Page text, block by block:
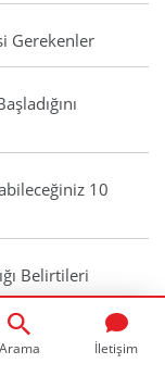
Gerekenler
10
Belirtileri
Yüksekliği
Arama İletişim